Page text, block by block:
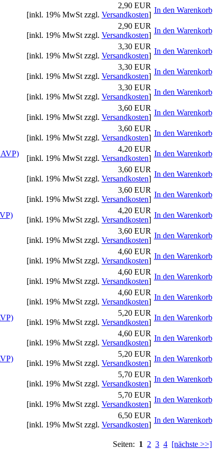
2,90 EUR
[inkl. 19% MwSt zzgl. Versandkosten]
In den Warenkorb
2,90 EUR
[inkl. 19% MwSt zzgl. Versandkosten]
In den Warenkorb
3,30 EUR
[inkl. 19% MwSt zzgl. Versandkosten]
In den Warenkorb
3,30 EUR
[inkl. 19% MwSt zzgl. Versandkosten]
In den Warenkorb
3,30 EUR
[inkl. 19% MwSt zzgl. Versandkosten]
In den Warenkorb
3,60 EUR
[inkl. 19% MwSt zzgl. Versandkosten]
In den Warenkorb
3,60 EUR
[inkl. 19% MwSt zzgl. Versandkosten]
In den Warenkorb
4,20 EUR
[inkl. 19% MwSt zzgl. Versandkosten]
In den Warenkorb
3,60 EUR
[inkl. 19% MwSt zzgl. Versandkosten]
In den Warenkorb
3,60 EUR
[inkl. 19% MwSt zzgl. Versandkosten]
In den Warenkorb
4,20 EUR
[inkl. 19% MwSt zzgl. Versandkosten]
In den Warenkorb
3,60 EUR
[inkl. 19% MwSt zzgl. Versandkosten]
In den Warenkorb
4,60 EUR
[inkl. 19% MwSt zzgl. Versandkosten]
In den Warenkorb
4,60 EUR
[inkl. 19% MwSt zzgl. Versandkosten]
In den Warenkorb
4,60 EUR
[inkl. 19% MwSt zzgl. Versandkosten]
In den Warenkorb
5,20 EUR
[inkl. 19% MwSt zzgl. Versandkosten]
In den Warenkorb
4,60 EUR
[inkl. 19% MwSt zzgl. Versandkosten]
In den Warenkorb
5,20 EUR
[inkl. 19% MwSt zzgl. Versandkosten]
In den Warenkorb
5,70 EUR
[inkl. 19% MwSt zzgl. Versandkosten]
In den Warenkorb
5,70 EUR
[inkl. 19% MwSt zzgl. Versandkosten]
In den Warenkorb
6,50 EUR
[inkl. 19% MwSt zzgl. Versandkosten]
In den Warenkorb
Seiten: 1 2 3 4 [nächste >>]